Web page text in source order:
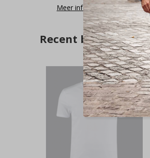
Meer informatie
Recent bekeken